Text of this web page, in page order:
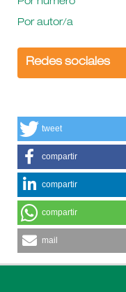
Por autor/a
Redes sociales
tweet
compartir
compartir
compartir
mail